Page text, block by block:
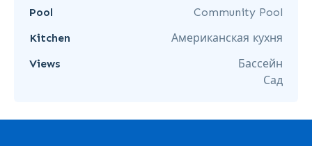
Pool
Community Pool
Kitchen
Американская кухня
Views
Бассейн
Сад